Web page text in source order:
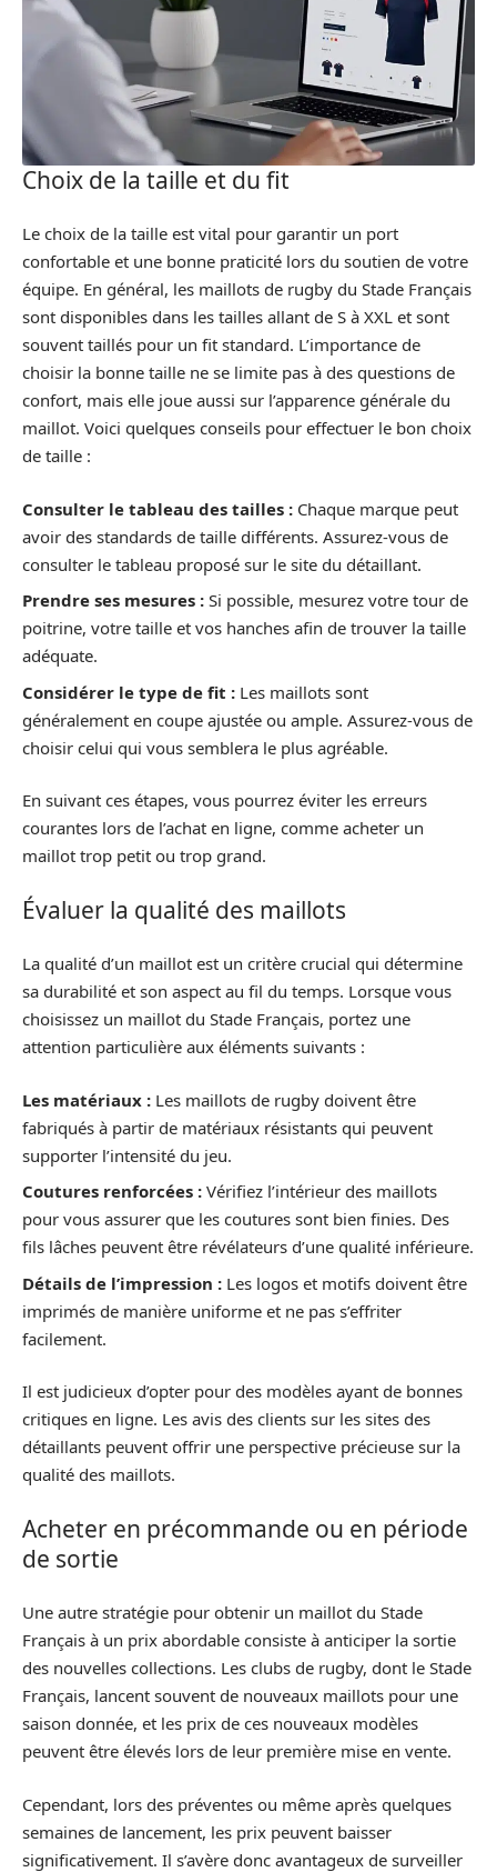
Choix de la taille et du fit
Le choix de la taille est vital pour garantir un port
confortable et une bonne praticité lors du soutien de votre
équipe. En général, les maillots de rugby du Stade Français
sont disponibles dans les tailles allant de S à XXL et sont
souvent taillés pour un fit standard. L’importance de
choisir la bonne taille ne se limite pas à des questions de
confort, mais elle joue aussi sur l’apparence générale du
maillot. Voici quelques conseils pour effectuer le bon choix
de taille :
Consulter le tableau des tailles : Chaque marque peut
avoir des standards de taille différents. Assurez-vous de
consulter le tableau proposé sur le site du détaillant.
Prendre ses mesures : Si possible, mesurez votre tour de
poitrine, votre taille et vos hanches afin de trouver la taille
adéquate.
Considérer le type de fit : Les maillots sont
généralement en coupe ajustée ou ample. Assurez-vous de
choisir celui qui vous semblera le plus agréable.
En suivant ces étapes, vous pourrez éviter les erreurs
courantes lors de l’achat en ligne, comme acheter un
maillot trop petit ou trop grand.
Évaluer la qualité des maillots
La qualité d’un maillot est un critère crucial qui détermine
sa durabilité et son aspect au fil du temps. Lorsque vous
choisissez un maillot du Stade Français, portez une
attention particulière aux éléments suivants :
Les matériaux : Les maillots de rugby doivent être
fabriqués à partir de matériaux résistants qui peuvent
supporter l’intensité du jeu.
Coutures renforcées : Vérifiez l’intérieur des maillots
pour vous assurer que les coutures sont bien finies. Des
fils lâches peuvent être révélateurs d’une qualité inférieure.
Détails de l’impression : Les logos et motifs doivent être
imprimés de manière uniforme et ne pas s’effriter
facilement.
Il est judicieux d’opter pour des modèles ayant de bonnes
critiques en ligne. Les avis des clients sur les sites des
détaillants peuvent offrir une perspective précieuse sur la
qualité des maillots.
Acheter en précommande ou en période
de sortie
Une autre stratégie pour obtenir un maillot du Stade
Français à un prix abordable consiste à anticiper la sortie
des nouvelles collections. Les clubs de rugby, dont le Stade
Français, lancent souvent de nouveaux maillots pour une
saison donnée, et les prix de ces nouveaux modèles
peuvent être élevés lors de leur première mise en vente.
Cependant, lors des préventes ou même après quelques
semaines de lancement, les prix peuvent baisser
significativement. Il s’avère donc avantageux de surveiller